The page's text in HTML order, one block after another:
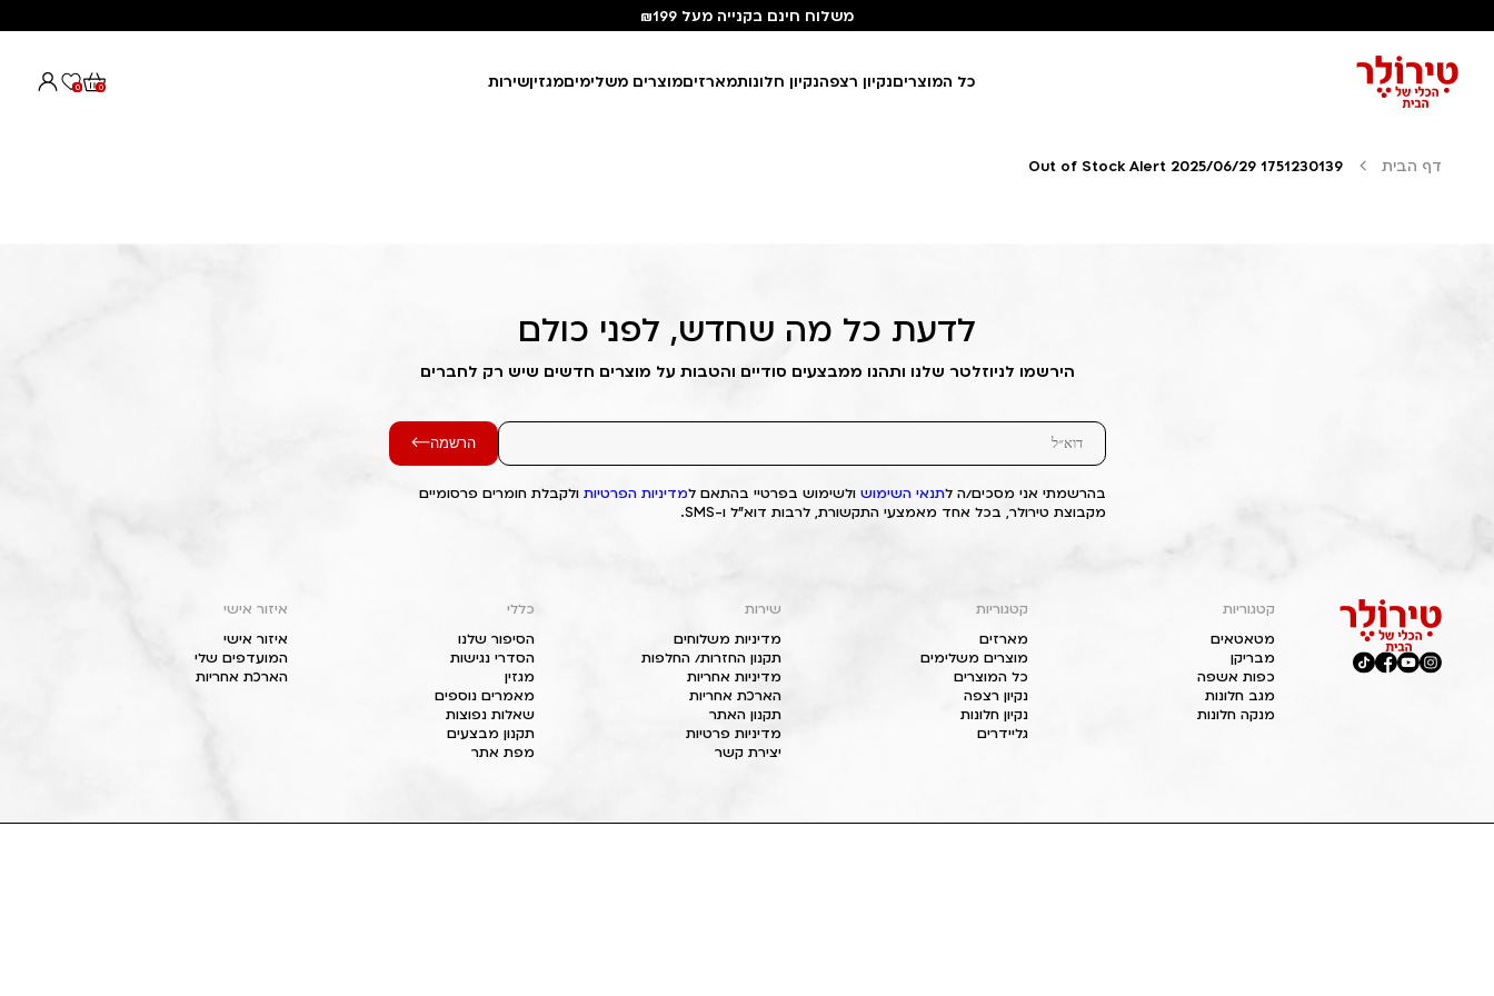
משלוח חינם בקנייה מעל ₪199
כל המוצריםנקיון רצפהנקיון חלונותמארזיםמוצרים משלימיםמגזיןשירות 0
0
דף הבית Out of Stock Alert 2025/06/29 1751230139
לדעת כל מה שחדש, לפני כולם
הירשמו לניוזלטר שלנו ותהנו ממבצעים סודיים והטבות על מוצרים חדשים שיש רק לחברים
הרשמה
בהרשמתי אני מסכים/ה לתנאי השימוש ולשימוש בפרטיי בהתאם למדיניות הפרטיות ולקבלת חומרים פרסומיים
מקבוצת טירולר, בכל אחד מאמצעי התקשורת, לרבות דוא"ל ו-SMS.
קטגוריות
מטאטאים
מבריקן
כפות אשפה
מגב חלונות
מנקה חלונות
קטגוריות
מארזים
מוצרים משלימים
כל המוצרים
נקיון רצפה
נקיון חלונות
גליידרים
שירות
מדיניות משלוחים
תקנון החזרות/ החלפות
מדיניות אחריות
הארכת אחריות
תקנון האתר
מדיניות פרטיות
יצירת קשר
כללי
הסיפור שלנו
הסדרי נגישות
מגזין
מאמרים נוספים
שאלות נפוצות
תקנון מבצעים
מפת אתר
איזור אישי
איזור אישי
המועדפים שלי
הארכת אחריות